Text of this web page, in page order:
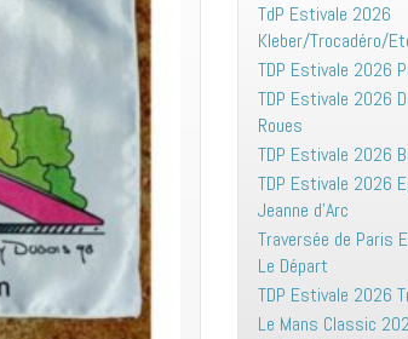
TdP Estivale 2026
Kleber/Trocadéro/
TDP Estivale 2026
TDP Estivale 2026
Roues
TDP Estivale 2026
TDP Estivale 2026
Jeanne d’Arc
Traversée de Paris
Le Départ
TDP Estivale 2026
Le Mans Classic